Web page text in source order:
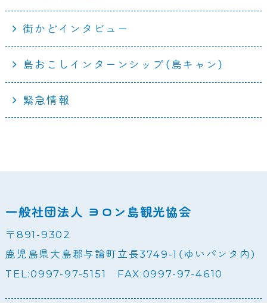
街かどインタビュー
島おこしインターンシップ（島キャン）
緊急情報
一般社団法人 ヨロン島観光協会
〒891-9302
鹿児島県大島郡与論町立長3749-1（ゆいパンタ内）
TEL:0997-97-5151 FAX:0997-97-4610